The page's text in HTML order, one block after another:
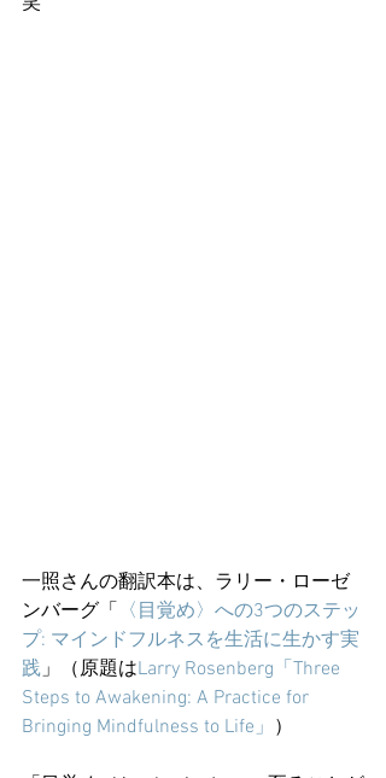
一照さんの翻訳本は、ラリー・ローゼ
ンバーグ「
〈目覚め〉への3つのステッ
プ: マインドフルネスを生活に生かす実
践」（原題はLarry Rosenberg「Three
Steps to Awakening: A Practice for
Bringing Mindfulness to Life」 ）